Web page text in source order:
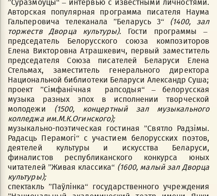
”Суразмоўцы“ – интервью с известными личностями.
Авторская популярная программа писателя Наума
Гальперовича телеканала ”Беларусь 3“ (1400, зал
торжеств Дворца культуры). Гости программы –
председатель Белорусского союза композиторов
Елена Викторовна Атрашкевич, первый заместитель
председателя Союза писателей Беларуси Елена
Стельмах, заместитель генерального директора
Национальной библиотеки Беларуси Александр Суша;
проект ”Сімфанічная рапсодыя“ – белорусская
музыка разных эпох в исполнении творческой
молодежи (1500, концертный зал музыкального
колледжа им.М.К.Огинского);
музыкально-поэтическая гостиная ”Святло Радзімы.
Радасць Перамогі“ с участием белорусских поэтов,
деятелей культуры и искусства Беларуси,
финалистов республиканского конкурса юных
читателей ”Живая классика“ (1600, малый зал Дворца
культуры);
спектакль ”Паўлінка“ государственного учреждения